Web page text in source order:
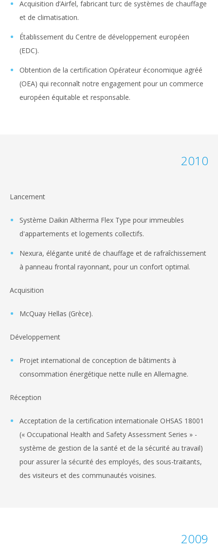
Acquisition d’Airfel, fabricant turc de systèmes de chauffage
et de climatisation.
Établissement du Centre de développement européen
(EDC).
Obtention de la certification Opérateur économique agréé
(OEA) qui reconnaît notre engagement pour un commerce
européen équitable et responsable.
2010
Lancement
Système Daikin Altherma Flex Type pour immeubles
d'appartements et logements collectifs.
Nexura, élégante unité de chauffage et de rafraîchissement
à panneau frontal rayonnant, pour un confort optimal.
Acquisition
McQuay Hellas (Grèce).
Développement
Projet international de conception de bâtiments à
consommation énergétique nette nulle en Allemagne.
Réception
Acceptation de la certification internationale OHSAS 18001
(« Occupational Health and Safety Assessment Series » -
système de gestion de la santé et de la sécurité au travail)
pour assurer la sécurité des employés, des sous-traitants,
des visiteurs et des communautés voisines.
2009